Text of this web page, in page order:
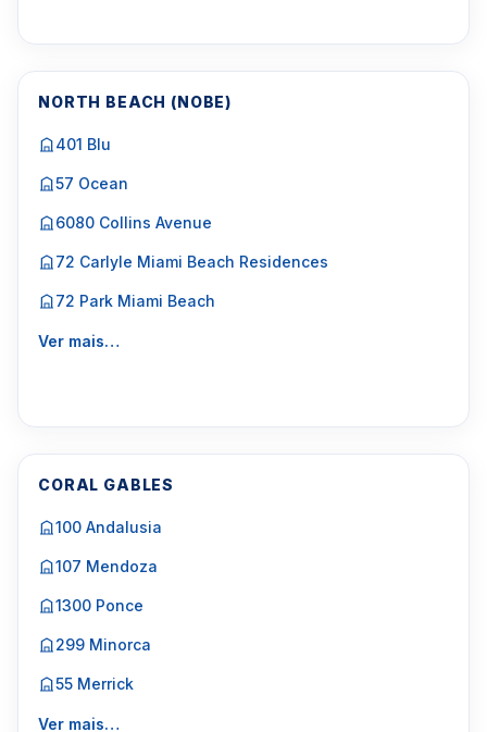
NORTH BEACH (NOBE)
401 Blu
57 Ocean
6080 Collins Avenue
72 Carlyle Miami Beach Residences
72 Park Miami Beach
Ver mais…
CORAL GABLES
100 Andalusia
107 Mendoza
1300 Ponce
299 Minorca
55 Merrick
Ver mais…